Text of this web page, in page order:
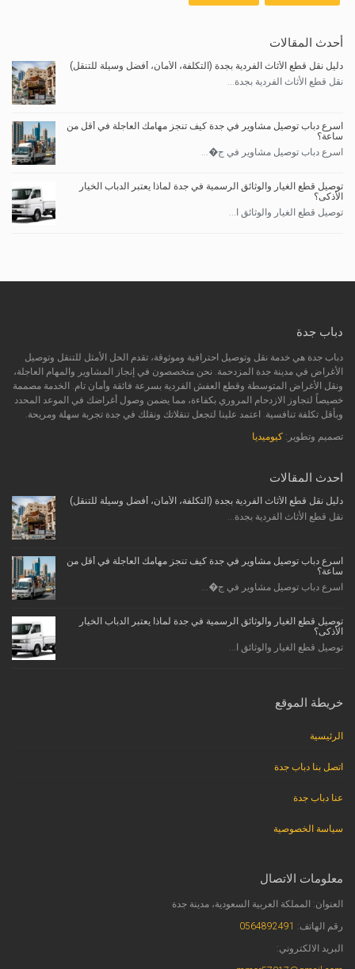
أحدث المقالات
دليل نقل قطع الأثاث الفردية بجدة (التكلفة، الأمان، أفضل وسيلة للتنقل)
نقل قطع الأثاث الفردية بجدة...
اسرع دباب توصيل مشاوير في جدة كيف تنجز مهامك العاجلة في أقل من
ساعة؟
اسرع دباب توصيل مشاوير في ج�...
توصيل قطع الغيار والوثائق الرسمية في جدة لماذا يعتبر الدباب الخيار
الأذكى؟
توصيل قطع الغيار والوثائق ا...
دباب جدة
دباب جدة هي خدمة نقل وتوصيل احترافية وموثوقة، تقدم الحل الأمثل للتنقل وتوصيل
الأغراض في مدينة جدة المزدحمة. نحن متخصصون في إنجاز المشاوير والمهام العاجلة،
ونقل الأغراض المتوسطة وقطع العفش الفردية بسرعة فائقة وأمان تام. الخدمة مصممة
خصيصاً لتجاوز الازدحام المروري بكفاءة، مما يضمن وصول أغراضك في الموعد المحدد
وبأقل تكلفة تنافسية. اعتمد علينا لتجعل تنقلاتك ونقلك في جدة تجربة سهلة ومريحة.
تصميم وتطوير: كيوميديا
احدث المقالات
دليل نقل قطع الأثاث الفردية بجدة (التكلفة، الأمان، أفضل وسيلة للتنقل)
نقل قطع الأثاث الفردية بجدة...
اسرع دباب توصيل مشاوير في جدة كيف تنجز مهامك العاجلة في أقل من
ساعة؟
اسرع دباب توصيل مشاوير في ج�...
توصيل قطع الغيار والوثائق الرسمية في جدة لماذا يعتبر الدباب الخيار
الأذكى؟
توصيل قطع الغيار والوثائق ا...
خريطة الموقع
الرئيسية
اتصل بنا دباب جدة
عنا دباب جدة
سياسة الخصوصية
معلومات الاتصال
العنوان: المملكة العربية السعودية، مدينة جدة
رقم الهاتف: 0564892491
البريد الالكتروني: